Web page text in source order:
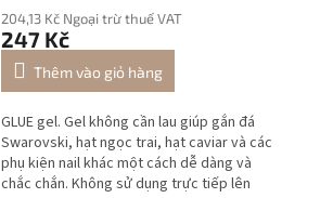
204,13 Kč Ngoại trừ thuế VAT
247 Kč
Thêm vào giỏ hàng
GLUE gel. Gel không cần lau giúp gắn đá
Swarovski, hạt ngọc trai, hạt caviar và các
phụ kiện nail khác một cách dễ dàng và
chắc chắn. Không sử dụng trực tiếp lên